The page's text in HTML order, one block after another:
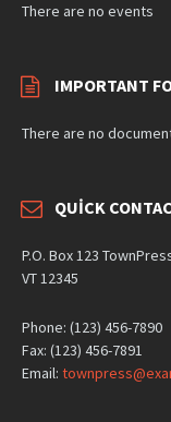
There are no events
IMPORTANT
There are no
QUICK
P.O. Box 123
VT 12345
Phone: (123) 456-7890
Fax: (123) 456-7891
Email: